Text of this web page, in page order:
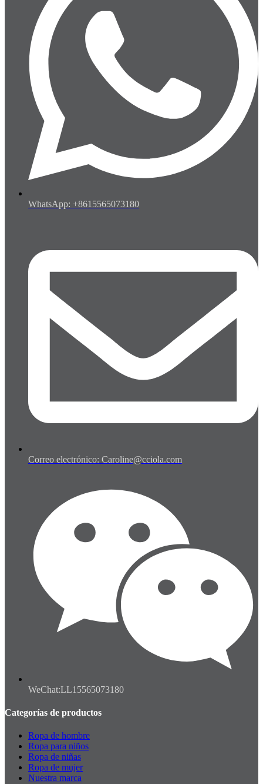
WhatsApp: +8615565073180
Correo electrónico: Caroline@cciola.com
WeChat:LL15565073180
Categorías de productos
Ropa de hombre
Ropa para niños
Ropa de niñas
Ropa de mujer
Nuestra marca